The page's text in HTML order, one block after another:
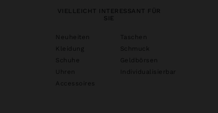
VIELLEICHT INTERESSANT FÜR
SIE
Neuheiten
Taschen
Kleidung
Schmuck
Schuhe
Geldbörsen
Uhren
Individualisierbar
Accessoires